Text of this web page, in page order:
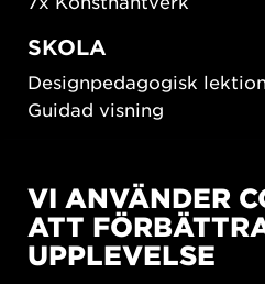
SKOLA
Designpedagogisk lektion
Guidad visning
New European Bauhaus
SUSTAINORDIC
Share Future Living
VI ANVÄNDER
ATT
UPPLEVELSE